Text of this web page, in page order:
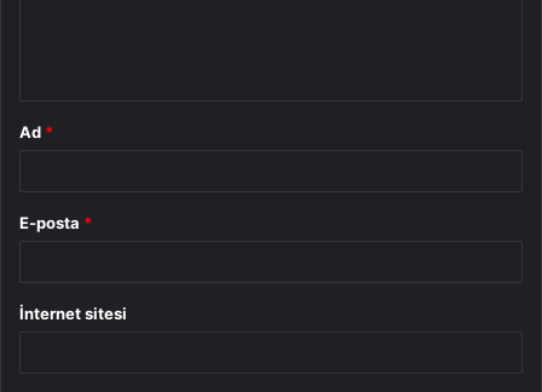
Ad *
E-posta *
İnternet sitesi